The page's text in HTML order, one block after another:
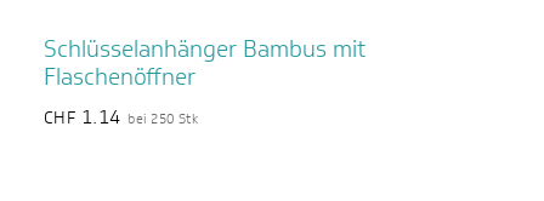
Schlüsselanhänger Bambus mit
Flaschenöffner
CHF 1.14 bei 250 Stk